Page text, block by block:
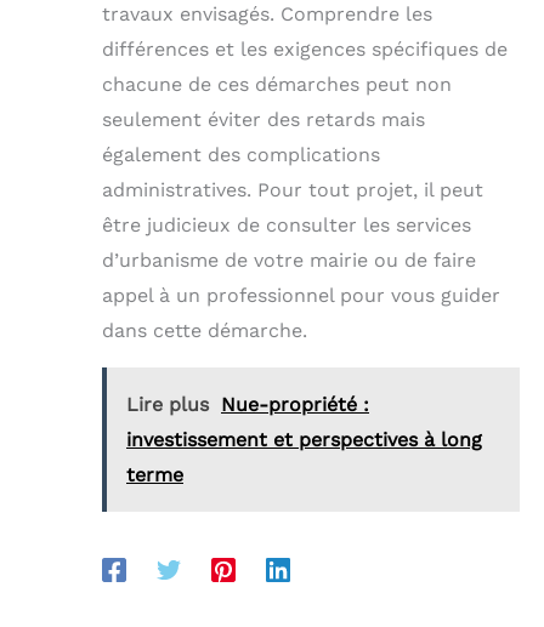
travaux envisagés. Comprendre les
différences et les exigences spécifiques de
chacune de ces démarches peut non
seulement éviter des retards mais
également des complications
administratives. Pour tout projet, il peut
être judicieux de consulter les services
d’urbanisme de votre mairie ou de faire
appel à un professionnel pour vous guider
dans cette démarche.
Lire plus Nue-propriété :
investissement et perspectives à long
terme